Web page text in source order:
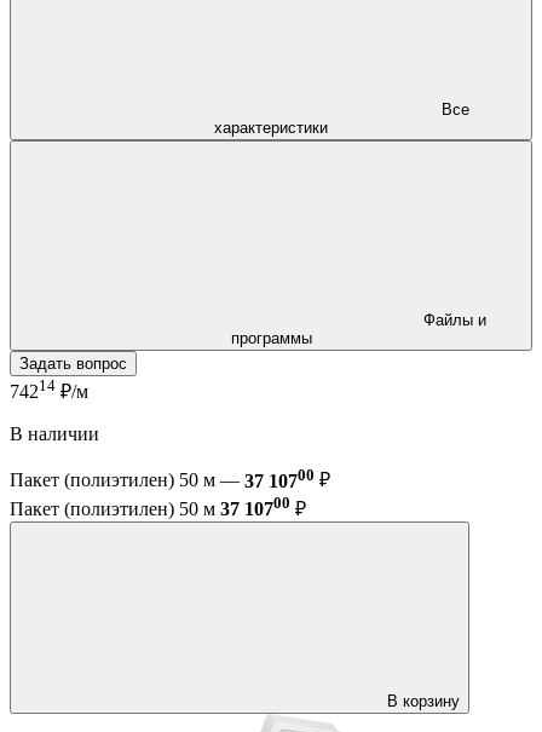
характеристики
программы
Задать вопрос
74214 ₽/м
В наличии
Пакет (полиэтилен) 50 м — 37 10700 ₽
Пакет (полиэтилен) 50 м 37 10700 ₽
В корзину